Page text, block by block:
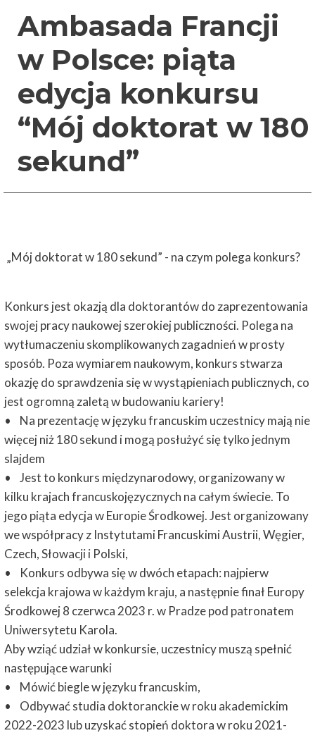
Ambasada Francji
w Polsce: piąta
edycja konkursu
“Mój doktorat w 180
sekund”
„Mój doktorat w 180 sekund” - na czym polega konkurs?
Konkurs jest okazją dla doktorantów do zaprezentowania
swojej pracy naukowej szerokiej publiczności. Polega na
wytłumaczeniu skomplikowanych zagadnień w prosty
sposób. Poza wymiarem naukowym, konkurs stwarza
okazję do sprawdzenia się w wystąpieniach publicznych, co
jest ogromną zaletą w budowaniu kariery!
• Na prezentację w języku francuskim uczestnicy mają nie
więcej niż 180 sekund i mogą posłużyć się tylko jednym
slajdem
• Jest to konkurs międzynarodowy, organizowany w
kilku krajach francuskojęzycznych na całym świecie. To
jego piąta edycja w Europie Środkowej. Jest organizowany
we współpracy z Instytutami Francuskimi Austrii, Węgier,
Czech, Słowacji i Polski,
• Konkurs odbywa się w dwóch etapach: najpierw
selekcja krajowa w każdym kraju, a następnie finał Europy
Środkowej 8 czerwca 2023 r. w Pradze pod patronatem
Uniwersytetu Karola.
Aby wziąć udział w konkursie, uczestnicy muszą spełnić
następujące warunki
• Mówić biegle w języku francuskim,
• Odbywać studia doktoranckie w roku akademickim
2022-2023 lub uzyskać stopień doktora w roku 2021-